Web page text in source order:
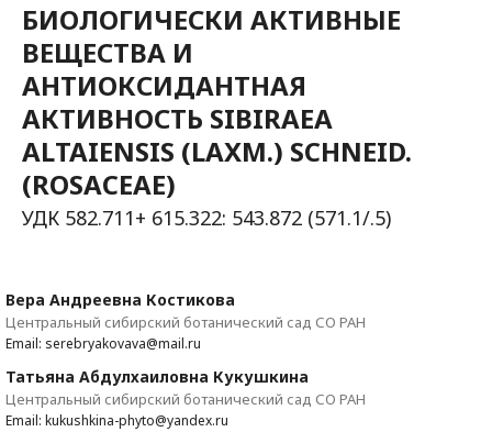
БИОЛОГИЧЕСКИ АКТИВНЫЕ
ВЕЩЕСТВА И
АНТИОКСИДАНТНАЯ
АКТИВНОСТЬ SIBIRAEA
ALTAIENSIS (LAXM.) SCHNEID.
(ROSACEAE)
УДК 582.711+ 615.322: 543.872 (571.1/.5)
Вера Андреевна Костикова
Центральный сибирский ботанический сад СО РАН
Email: serebryakovava@mail.ru
Татьяна Абдулхаиловна Кукушкина
Центральный сибирский ботанический сад СО РАН
Email: kukushkina-phyto@yandex.ru